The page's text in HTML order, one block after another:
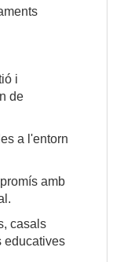
i
de
a l'entorn
amb
casals
educatives